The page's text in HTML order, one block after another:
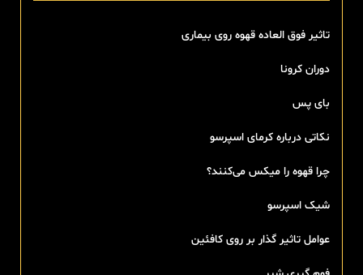
تاثیر فوق العاده قهوه روی بیماری
دوران کرونا
بای پس
نکاتی درباره کرمای اسپرسو
چرا قهوه را میکس می‌کنند؟
شیک اسپرسو
عوامل تاثیر گذار بر روی کافئین